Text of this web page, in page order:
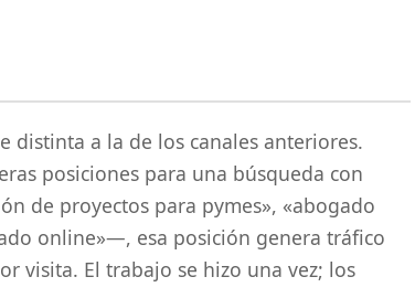
distinta a la de los canales anteriores.
posiciones para una búsqueda con
de proyectos para pymes», «abogado
online»—, esa posición genera tráfico
visita. El trabajo se hizo una vez; los